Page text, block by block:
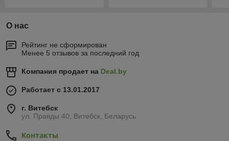
О нас
Рейтинг не сформирован
Менее 5 отзывов за последний год
Компания продает на Deal.by
Работает с 13.01.2017
г. Витебск
ул. Правды 40, Витебск, Беларусь
Контакты